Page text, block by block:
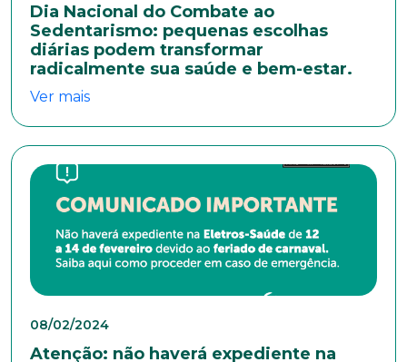
Dia Nacional do Combate ao
Sedentarismo: pequenas escolhas
diárias podem transformar
radicalmente sua saúde e bem-estar.
Ver mais
08/02/2024
Atenção: não haverá expediente na
E-mail*
Bairro